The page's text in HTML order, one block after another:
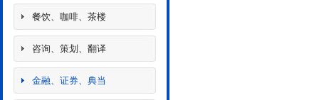
餐饮、咖啡、茶楼
咨询、策划、翻译
金融、证券、典当